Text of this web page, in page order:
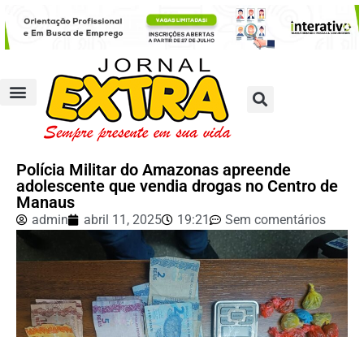
Polícia Militar do Amazonas apreende
adolescente que vendia drogas no Centro de
Manaus
admin abril 11, 2025 19:21 Sem comentários